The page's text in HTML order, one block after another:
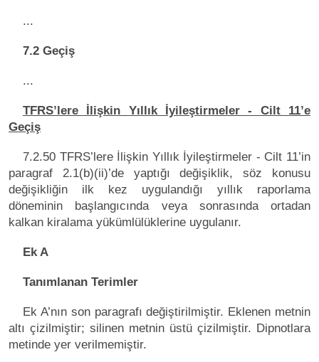
...
7.2 Geçiş
...
TFRS’lere İlişkin Yıllık İyileştirmeler - Cilt 11’e
Geçiş
7.2.50 TFRS’lere İlişkin Yıllık İyileştirmeler - Cilt 11’in
paragraf 2.1(b)(ii)’de yaptığı değişiklik, söz konusu
değişikliğin ilk kez uygulandığı yıllık raporlama
döneminin başlangıcında veya sonrasında ortadan
kalkan kiralama yükümlülüklerine uygulanır.
Ek A
Tanımlanan Terimler
Ek A’nın son paragrafı değiştirilmiştir. Eklenen metnin
altı çizilmiştir; silinen metnin üstü çizilmiştir. Dipnotlara
metinde yer verilmemiştir.